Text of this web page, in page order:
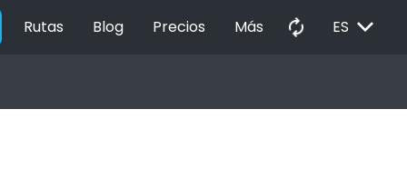
Rutas Blog Precios Más autorenew ES EXPAND_MORE